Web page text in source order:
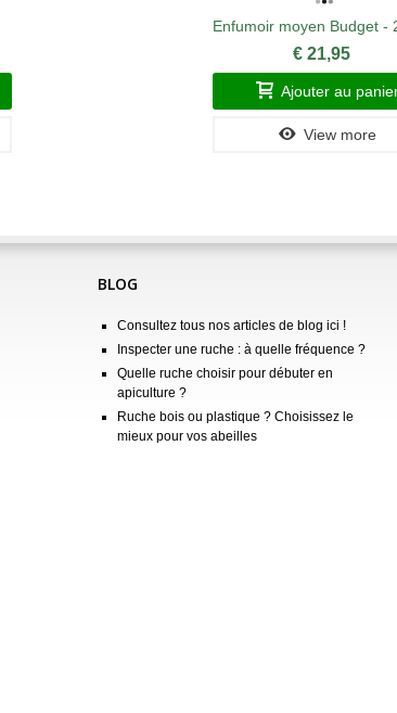
Enfumoir moyen Budget -
€ 21,95
Ajouter au
View more
BLOG
Consultez tous nos articles de blog ici !
Inspecter une ruche : à quelle fréquence ?
Quelle ruche choisir pour débuter en
apiculture ?
Ruche bois ou plastique ? Choisissez le
mieux pour vos abeilles